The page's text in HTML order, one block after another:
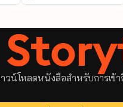
วน์โหลดหนังสือสำหรับการเข้